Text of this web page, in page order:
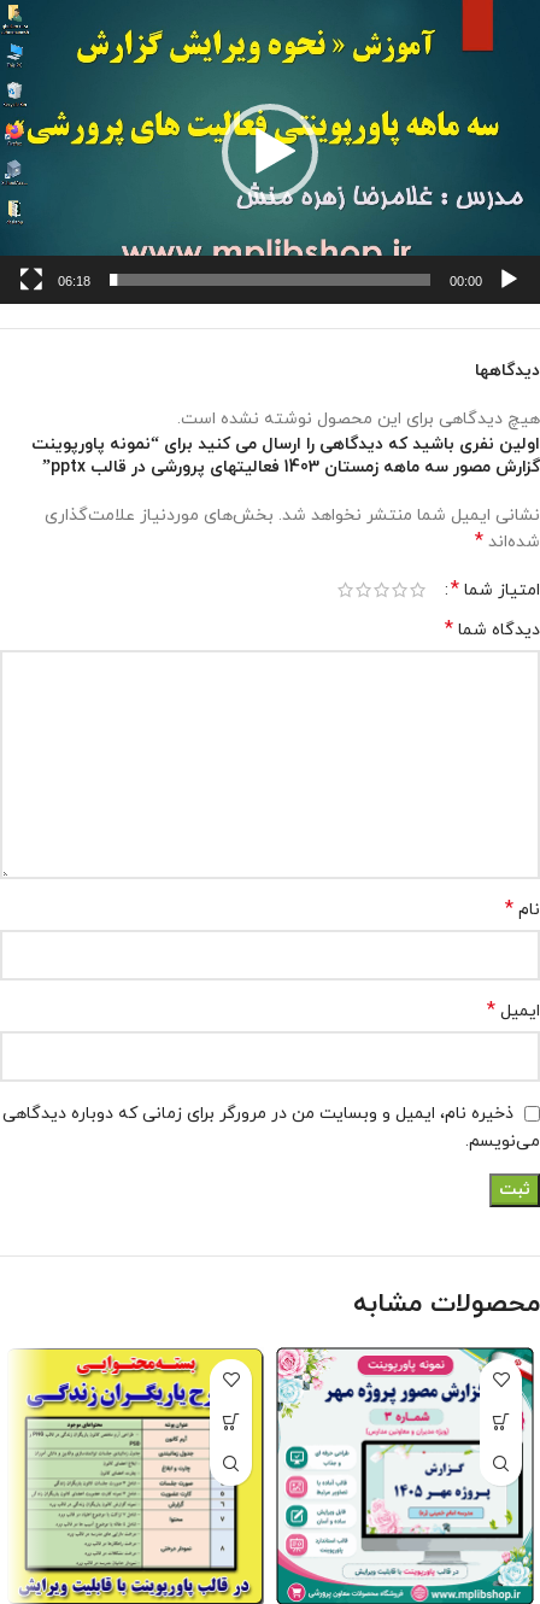
00:00
06:18
دیدگاهها
هیچ دیدگاهی برای این محصول نوشته نشده است.
اولین نفری باشید که دیدگاهی را ارسال می کنید برای “نمونه پاورپوینت
گزارش مصور سه ماهه زمستان 1403 فعالیتهای پرورشی در قالب pptx”
نشانی ایمیل شما منتشر نخواهد شد. بخش‌های موردنیاز علامت‌گذاری
شده‌اند *
امتیاز شما *
دیدگاه شما *
نام *
ایمیل *
ذخیره نام، ایمیل و وبسایت من در مرورگر برای زمانی که دوباره دیدگاهی
می‌نویسم.
محصولات مشابه